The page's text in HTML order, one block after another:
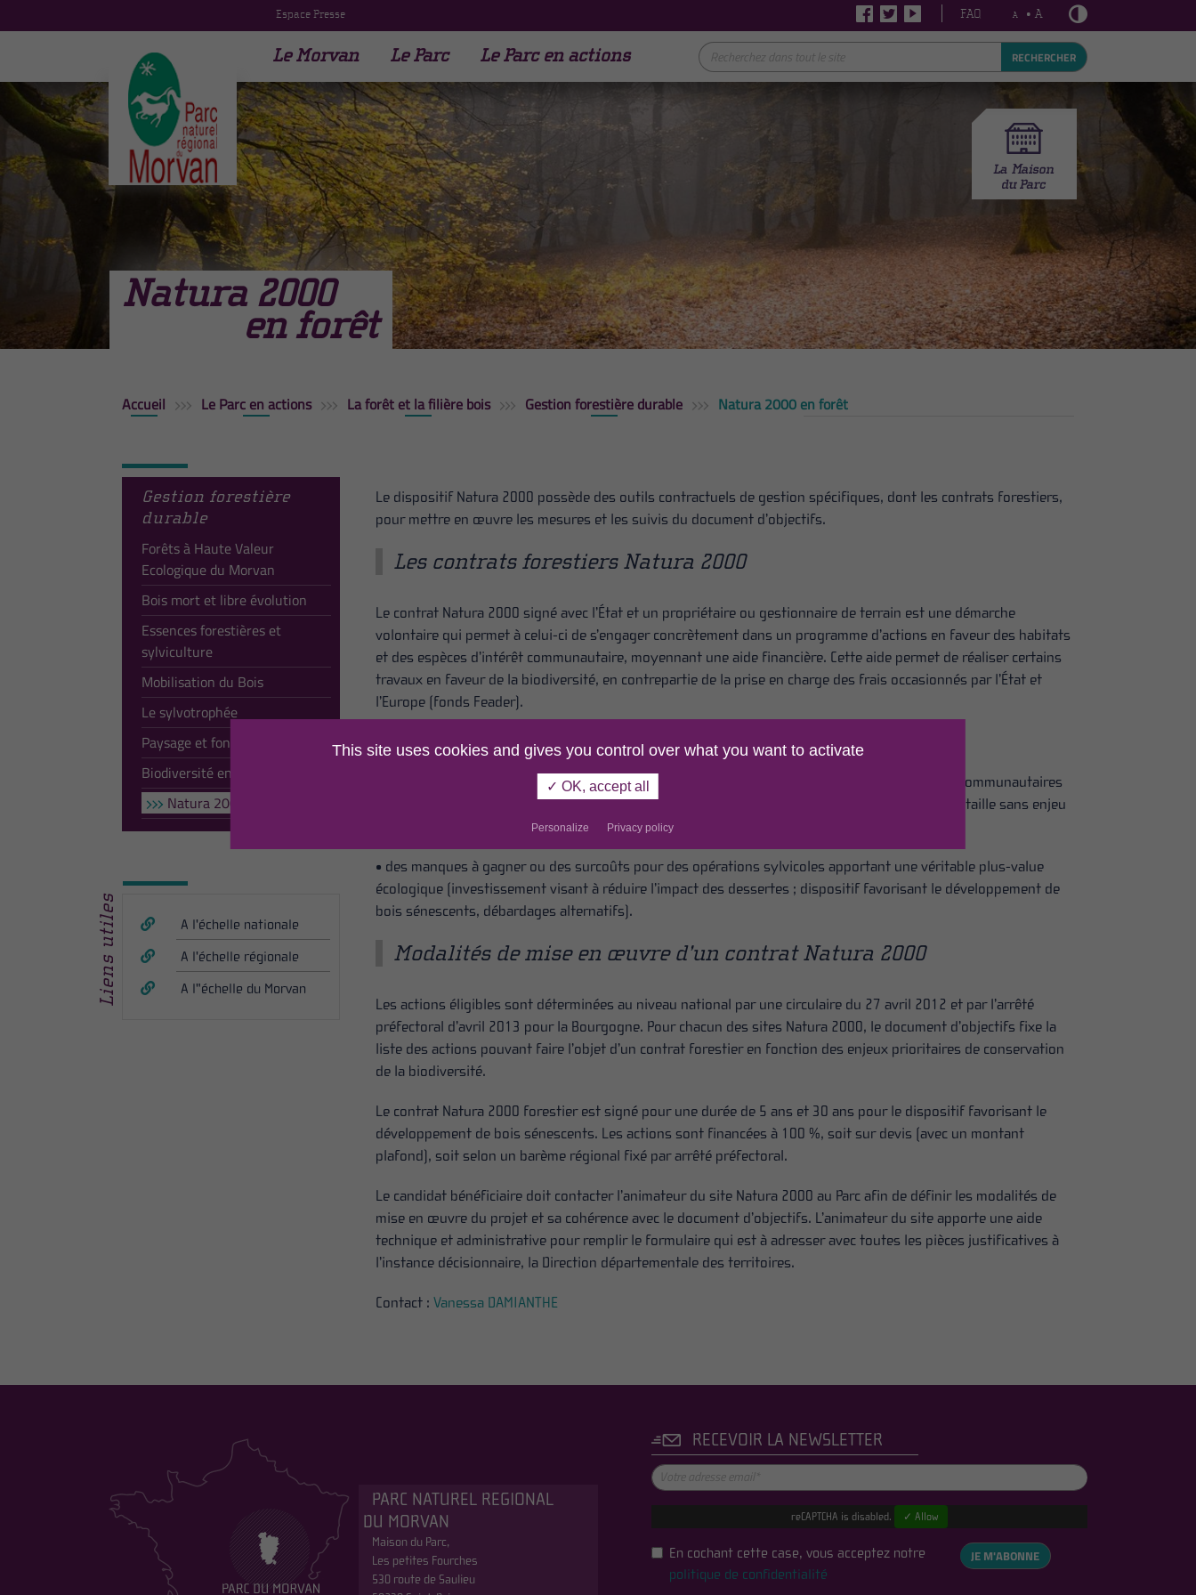
Espace Presse FAQ A • A
Le Morvan Le Parc Le Parc en actions RECHERCHER
Natura 2000
en forêt
Accueil Le Parc en actions La forêt et la filière bois Gestion forestière durable Natura 2000 en forêt
Gestion forestière
durable
Forêts à Haute Valeur
Ecologique du Morvan
Bois mort et libre évolution
Essences forestières et
sylviculture
Mobilisation du Bois
Le sylvotrophée
Paysage et foncier forestier
Biodiversité en forêt
Natura 2000 en forêt
Liens utiles
A l'échelle nationale
A l'échelle régionale
A l"échelle du Morvan
Le dispositif Natura 2000 possède des outils contractuels de gestion spécifiques, dont les contrats forestiers,
pour mettre en œuvre les mesures et les suivis du document d’objectifs.
Les contrats forestiers Natura 2000
Le contrat Natura 2000 signé avec l’État et un propriétaire ou gestionnaire de terrain est une démarche
volontaire qui permet à celui-ci de s’engager concrètement dans un programme d’actions en faveur des habitats
et des espèces d’intérêt communautaire, moyennant une aide financière. Cette aide permet de réaliser certains
travaux en faveur de la biodiversité, en contrepartie de la prise en charge des frais occasionnés par l’État et
l’Europe (fonds Feader).
Les contrats Natura 2000 forestiers financent :
• des opérations de gestion non productives favorables aux habitats et aux espèces d’intérêt communautaires
(création ou rétablissement de clairières ou de landes ; travaux de marquage, d’abattage ou de taille sans enjeu
• des manques à gagner ou des surcoûts pour des opérations sylvicoles apportant une véritable plus-value
écologique (investissement visant à réduire l’impact des dessertes ; dispositif favorisant le développement de
bois sénescents, débardages alternatifs).
Modalités de mise en œuvre d’un contrat Natura 2000
Les actions éligibles sont déterminées au niveau national par une circulaire du 27 avril 2012 et par l’arrêté
préfectoral d’avril 2013 pour la Bourgogne. Pour chacun des sites Natura 2000, le document d’objectifs fixe la
liste des actions pouvant faire l’objet d’un contrat forestier en fonction des enjeux prioritaires de conservation
de la biodiversité.
Le contrat Natura 2000 forestier est signé pour une durée de 5 ans et 30 ans pour le dispositif favorisant le
développement de bois sénescents. Les actions sont financées à 100 %, soit sur devis (avec un montant
plafond), soit selon un barème régional fixé par arrêté préfectoral.
Le candidat bénéficiaire doit contacter l’animateur du site Natura 2000 au Parc afin de définir les modalités de
mise en œuvre du projet et sa cohérence avec le document d’objectifs. L’animateur du site apporte une aide
technique et administrative pour remplir le formulaire qui est à adresser avec toutes les pièces justificatives à
l’instance décisionnaire, la Direction départementale des territoires.
Contact : Vanessa DAMIANTHE
PARC NATUREL REGIONAL
DU MORVAN
Maison du Parc,
Les petites Fourches
530 route de Saulieu
RECEVOIR LA NEWSLETTER
reCAPTCHA is disabled. ✓ Allow
En cochant cette case, vous acceptez notre
politique de confidentialité
JE M'ABONNE
This site uses cookies and gives you control over what you want to activate
✓ OK, accept all
Personalize Privacy policy